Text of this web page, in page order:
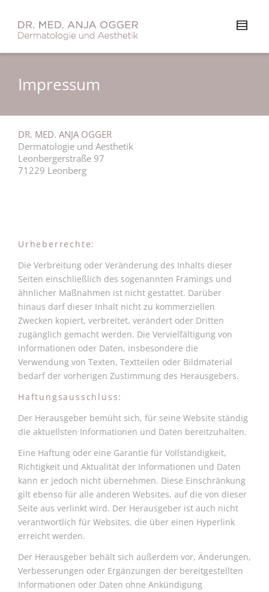
Impressum
DR. MED. ANJA OGGER
Dermatologie und Aesthetik
Leonbergerstraße 97
71229 Leonberg
Urheberrechte:
Die Verbreitung oder Veränderung des Inhalts dieser
Seiten einschließlich des sogenannten Framings und
ähnlicher Maßnahmen ist nicht gestattet. Darüber
hinaus darf dieser Inhalt nicht zu kommerziellen
Zwecken kopiert, verbreitet, verändert oder Dritten
zugänglich gemacht werden. Die Vervielfältigung von
Informationen oder Daten, insbesondere die
Verwendung von Texten, Textteilen oder Bildmaterial
bedarf der vorherigen Zustimmung des Herausgebers.
Haftungsausschluss:
Der Herausgeber bemüht sich, für seine Website ständig
die aktuellsten Informationen und Daten bereitzuhalten.
Eine Haftung oder eine Garantie für Vollständigkeit,
Richtigkeit und Aktualität der Informationen und Daten
kann er jedoch nicht übernehmen. Diese Einschränkung
gilt ebenso für alle anderen Websites, auf die von dieser
Seite aus verlinkt wird. Der Herausgeber ist auch nicht
verantwortlich für Websites, die über einen Hyperlink
erreicht werden.
Der Herausgeber behält sich außerdem vor, Änderungen,
Verbesserungen oder Ergänzungen der bereitgestellten
Informationen oder Daten ohne Ankündigung